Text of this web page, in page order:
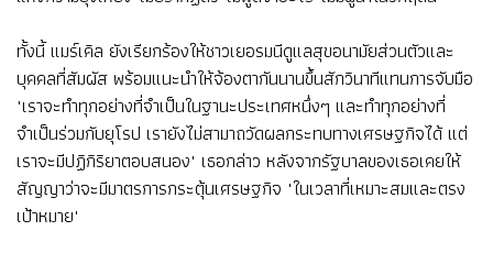
ทั้งนี้ แมร์เคิล ยังเรียกร้องให้ชาวเยอรมนีดูแลสุขอนามัยส่วนตัวและ
บุคคลที่สัมผัส พร้อมแนะนำให้จ้องตากันนานขึ้นสักวินาทีแทนการจับมือ
"เราจะทำทุกอย่างที่จำเป็นในฐานะประเทศหนึ่งๆ และทำทุกอย่างที่
จำเป็นร่วมกับยุโรป เรายังไม่สามาถวัดผลกระทบทางเศรษฐกิจได้ แต่
เราจะมีปฏิกิริยาตอบสนอง" เธอกล่าว หลังจากรัฐบาลของเธอเคยให้
สัญญาว่าจะมีมาตรการกระตุ้นเศรษฐกิจ "ในเวลาที่เหมาะสมและตรง
เป้าหมาย"